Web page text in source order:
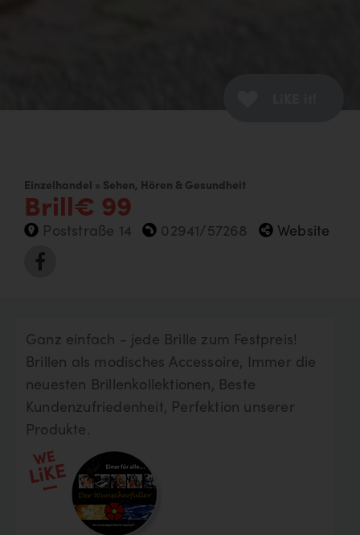
Einzelhandel » Sehen, Hören & Gesundheit
Brill€ 99
Poststraße 14 02941/57268 Website
Ganz einfach - jede Brille zum Festpreis!
Brillen als modisches Accessoire, Immer die
neuesten Brillenkollektionen, Beste
Kundenzufriedenheit, Perfektion unserer
Produkte.